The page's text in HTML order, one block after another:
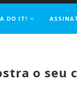
DO IT!
o seu